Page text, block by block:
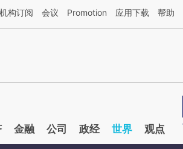
机构订阅 会议 Promotion 应用下载 帮助
金融 公司 政经 世界 观点